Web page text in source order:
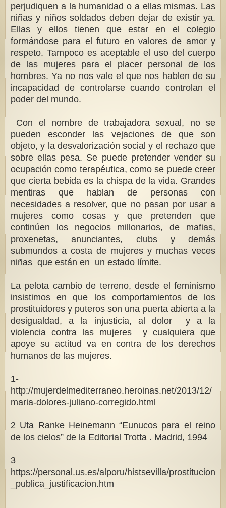
perjudiquen a la humanidad o a ellas mismas. Las
niñas y niños soldados deben dejar de existir ya.
Ellas y ellos tienen que estar en el colegio
formándose para el futuro en valores de amor y
respeto. Tampoco es aceptable el uso del cuerpo
de las mujeres para el placer personal de los
hombres. Ya no nos vale el que nos hablen de su
incapacidad de controlarse cuando controlan el
poder del mundo.
Con el nombre de trabajadora sexual, no se
pueden esconder las vejaciones de que son
objeto, y la desvalorización social y el rechazo que
sobre ellas pesa. Se puede pretender vender su
ocupación como terapéutica, como se puede creer
que cierta bebida es la chispa de la vida. Grandes
mentiras que hablan de personas con
necesidades a resolver, que no pasan por usar a
mujeres como cosas y que pretenden que
continúen los negocios millonarios, de mafias,
proxenetas, anunciantes, clubs y demás
submundos a costa de mujeres y muchas veces
niñas que están en un estado límite.
La pelota cambio de terreno, desde el feminismo
insistimos en que los comportamientos de los
prostituidores y puteros son una puerta abierta a la
desigualdad, a la injusticia, al dolor y a la
violencia contra las mujeres y cualquiera que
apoye su actitud va en contra de los derechos
humanos de las mujeres.
1-
http://mujerdelmediterraneo.heroinas.net/2013/12/
maria-dolores-juliano-corregido.html
2 Uta Ranke Heinemann “Eunucos para el reino
de los cielos” de la Editorial Trotta . Madrid, 1994
3
https://personal.us.es/alporu/histsevilla/prostitucion
_publica_justificacion.htm